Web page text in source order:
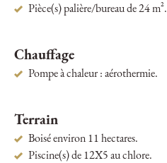
Pièce(s) palière/bureau de 24 m².
Chauffage
Pompe à chaleur : aérothermie.
Terrain
Boisé environ 11 hectares.
Piscine(s) de 12X5 au chlore.